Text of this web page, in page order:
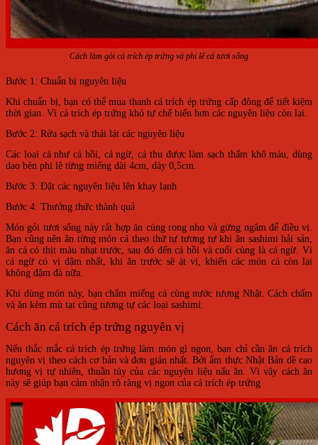
Cách làm gỏi cá trích ép trứng và phi lê cá tươi sống
Bước 1: Chuẩn bị nguyên liệu
Khi chuẩn bị, bạn có thể mua thanh cá trích ép trứng cấp đông để tiết kiệm
thời gian. Vì cá trích ép trứng khó tự chế biến hơn các nguyên liệu còn lại.
Bước 2: Rửa sạch và thái lát các nguyên liệu
Các loại cá như cá hồi, cá ngừ, cá thu được làm sạch thấm khô máu, dùng
dao bén phi lê từng miếng dài 4cm, dày 0,5cm.
Bước 3: Đặt các nguyên liệu lên khay lạnh
Bước 4: Thưởng thức thành quả
Món gỏi tươi sống này rất hợp ăn cùng rong nho và gừng ngâm để điều vị.
Bạn cũng nên ăn từng món cá theo thứ tự tương tự khi ăn sashimi hải sản,
ăn cá có thịt màu nhạt trước, sau đó đến cá hồi và cuối cùng là cá ngừ. Vì
cá ngừ có vị đậm nhất, khi ăn trước sẽ át vị, khiến các món cá còn lại
không đậm đà nữa.
Khi dùng món này, bạn chấm miếng cá cùng nước tương Nhật. Cách chấm
và ăn kèm mù tạt cũng tương tự các loại sashimi.
Cách ăn cá trích ép trứng nguyên vị
Nếu thắc mắc cá trích ép trứng làm món gì ngon, bạn chỉ cần ăn cá trích
nguyên vị theo cách cơ bản và đơn giản nhất. Bởi ẩm thực Nhật Bản đề cao
hương vị tự nhiên, thuần túy của các nguyên liệu nấu ăn. Vì vậy cách ăn
này sẽ giúp bạn cảm nhận rõ ràng vị ngon của cá trích ép trứng